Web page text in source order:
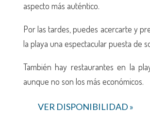
aspecto más auténtico.
Por las tardes, puedes acercarte y
la playa una espectacular puesta de
También hay restaurantes en la
aunque no son los más económicos.
VER DISPONIBILIDAD »